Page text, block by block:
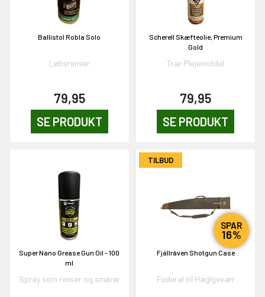
Ballistol Robla Solo
Løbsrenser
79,95
SE PRODUKT
Scherell Skæfteolie, Premium
Gold
Træ Plejemiddel
79,95
SE PRODUKT
Super Nano Grease Gun Oil - 100
ml
Spray som renser og smører
TILBUD
SPAR
16%
Fjällräven Shotgun Case
Foderal til Haglgevær